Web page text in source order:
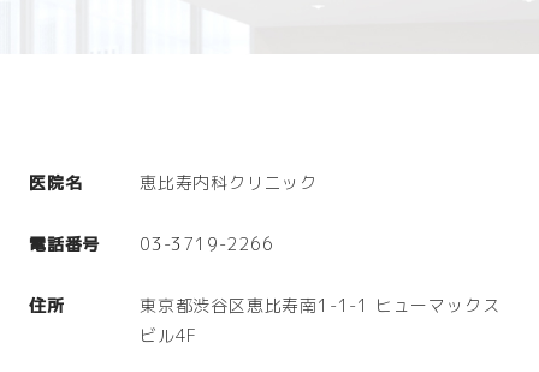
医院名 恵比寿内科クリニック
電話番号 03-3719-2266
住所
東京都渋谷区恵比寿南1-1-1 ヒューマックス
ビル4F